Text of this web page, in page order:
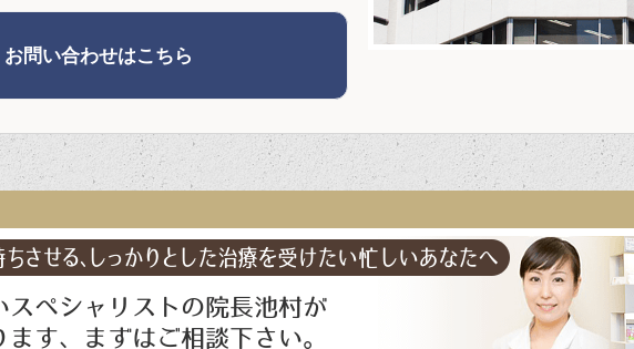
問い合わせはこちら